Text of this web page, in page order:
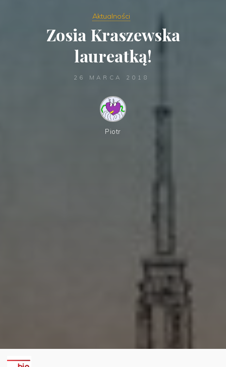
Aktualności
Zosia Kraszewska
laureatką!
26 MARCA 2018
Piotr